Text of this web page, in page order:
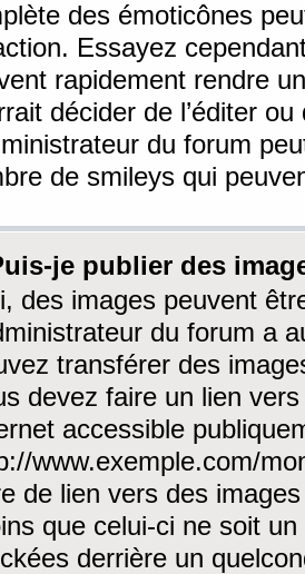
des émoticônes
Essayez
rapidement rendre
décider de l’éditer
du forum
de smileys qui
je publier des
des images peuvent
du forum a
transférer des
devez faire un lien
accessible
www.exemple.com/
de lien vers des
que celui-ci ne soit
derrière un